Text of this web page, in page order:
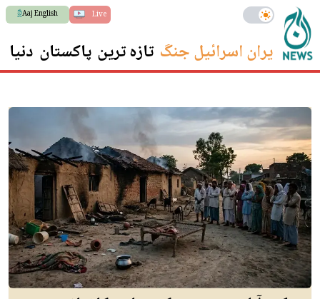
Live
Aaj English
ایران اسرائیل جنگ تازہ ترین پاکستان دنیا